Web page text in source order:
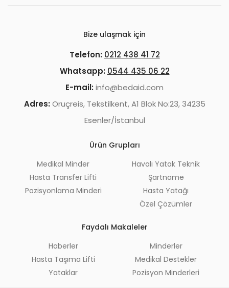
Bize ulaşmak için
Telefon: 0212 438 41 72
Whatsapp: 0544 435 06 22
E-mail: info@bedaid.com
Adres: Oruçreis, Tekstilkent, A1 Blok No:23, 34235
Esenler/İstanbul
Ürün Grupları
Medikal Minder
Hasta Transfer Lifti
Pozisyonlama Minderi
Havalı Yatak Teknik
Şartname
Hasta Yatağı
Özel Çözümler
Faydalı Makaleler
Haberler
Hasta Taşıma Lifti
Yataklar
Minderler
Medikal Destekler
Pozisyon Minderleri